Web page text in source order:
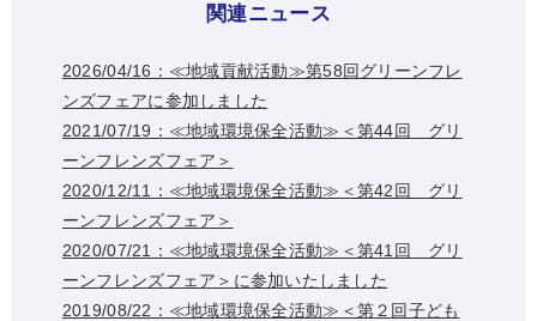
関連ニュース
2026/04/16：≪地域貢献活動≫第58回グリーンフレ
ンズフェアに参加しました
2021/07/19：≪地域環境保全活動≫＜第44回 グリ
ーンフレンズフェア＞
2020/12/11：≪地域環境保全活動≫＜第42回 グリ
ーンフレンズフェア＞
2020/07/21：≪地域環境保全活動≫＜第41回 グリ
ーンフレンズフェア＞に参加いたしました
2019/08/22：≪地域環境保全活動≫＜第２回子ども